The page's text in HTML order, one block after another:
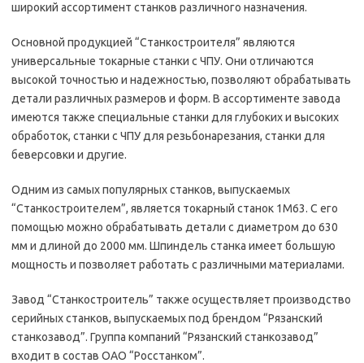
широкий ассортимент станков различного назначения.
Основной продукцией “Станкостроителя” являются
универсальные токарные станки с ЧПУ. Они отличаются
высокой точностью и надежностью, позволяют обрабатывать
детали различных размеров и форм. В ассортименте завода
имеются также специальные станки для глубоких и высоких
обработок, станки с ЧПУ для резьбонарезания, станки для
беверсовки и другие.
Одним из самых популярных станков, выпускаемых
“Станкостроителем”, является токарный станок 1М63. С его
помощью можно обрабатывать детали с диаметром до 630
мм и длиной до 2000 мм. Шпиндель станка имеет большую
мощность и позволяет работать с различными материалами.
Завод “Станкостроитель” также осуществляет производство
серийных станков, выпускаемых под брендом “Рязанский
станкозавод”. Группа компаний “Рязанский станкозавод”
входит в состав ОАО “Росстанком”.